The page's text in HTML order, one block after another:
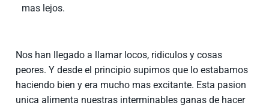
mas lejos.
Nos han llegado a llamar locos, ridiculos y cosas
peores. Y desde el principio supimos que lo estabamos
haciendo bien y era mucho mas excitante. Esta pasion
unica alimenta nuestras interminables ganas de hacer